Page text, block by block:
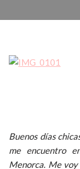
Buenos días
me encuentro
Menorca. Me